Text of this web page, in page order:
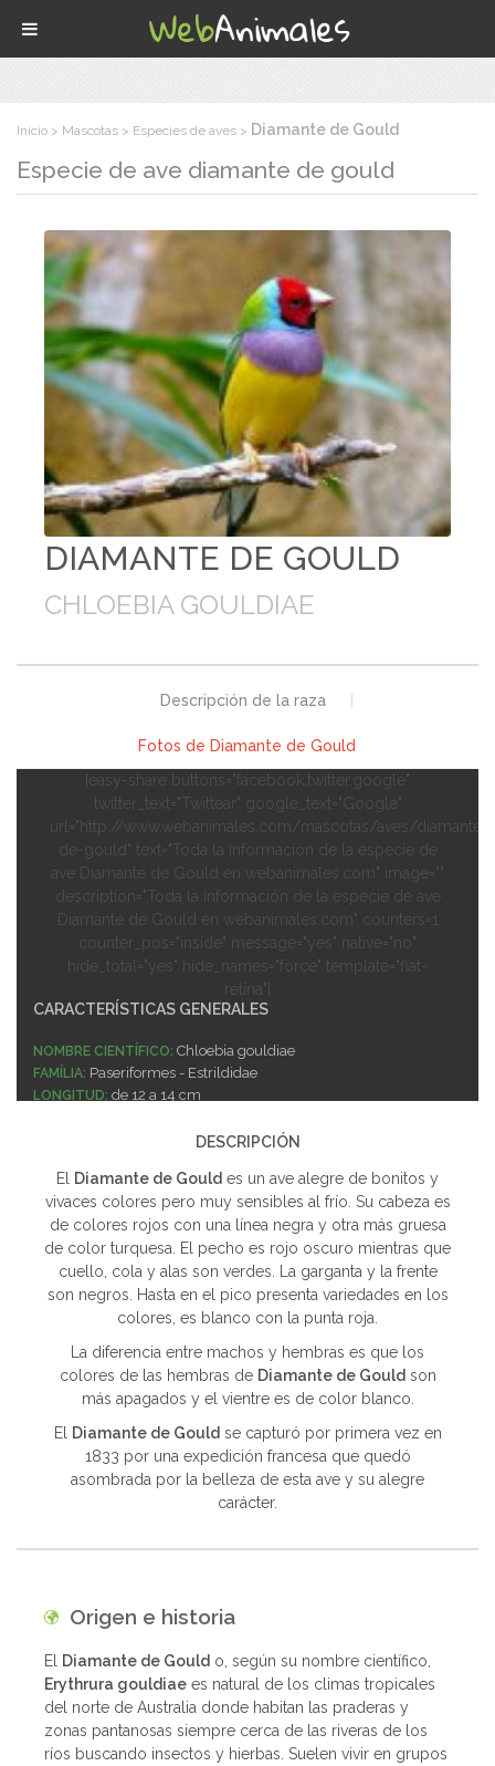
Inicio Mascotas Especies de aves Diamante de Gould
Especie de ave diamante de gould
DIAMANTE DE GOULD
CHLOEBIA GOULDIAE
Descripción de la raza
Fotos de Diamante de Gould
[easy-share buttons="facebook,twitter,google"
twitter_text="Twittear" google_text="Google"
url="http://www.webanimales.com/mascotas/aves/diamante-
de-gould" text="Toda la información de la especie de
ave Diamante de Gould en webanimales.com" image=""
description="Toda la información de la especie de ave
Diamante de Gould en webanimales.com" counters=1
counter_pos="inside" message="yes" native="no"
hide_total="yes" hide_names="force" template="flat-
retina"]
CARACTERÍSTICAS GENERALES
NOMBRE CIENTÍFICO: Chloebia gouldiae
FAMÍLIA: Paseriformes - Estrildidae
LONGITUD: de 12 a 14 cm
NOTAS:Ave robusta y perfectamente adaptada a la cautividad.
DESCRIPCIÓN
El Diamante de Gould es un ave alegre de bonitos y
vivaces colores pero muy sensibles al frío. Su cabeza es
de colores rojos con una línea negra y otra más gruesa
de color turquesa. El pecho es rojo oscuro mientras que
cuello, cola y alas son verdes. La garganta y la frente
son negros. Hasta en el pico presenta variedades en los
colores, es blanco con la punta roja.
La diferencia entre machos y hembras es que los
colores de las hembras de Diamante de Gouldson
más apagados y el vientre es de color blanco.
El Diamante de Gouldse capturó por primera vez en
1833 por una expedición francesa que quedó
asombrada por la belleza de esta ave y su alegre
carácter.
Origen e historia
El Diamante de Gould o, según su nombre científico,
Erythrura gouldiae es natural de los climas tropicales
del norte de Australia donde habitan las praderas y
zonas pantanosas siempre cerca de las riveras de los
ríos buscando insectos y hierbas. Suelen vivir en grupos